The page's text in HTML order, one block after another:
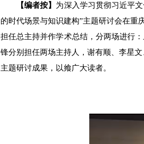
【编者按】 为深入学习贯彻习近平
的时代场景与知识建构”主题研讨会在重
担任总主持并作学术总结，分两场进行
锋分别担任两场主持人，谢有顺、李星
主题研讨成果，以飨广大读者。